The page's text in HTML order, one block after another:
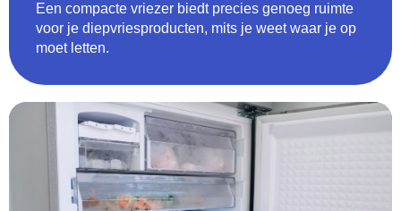
Een compacte vriezer biedt precies genoeg ruimte
voor je diepvriesproducten, mits je weet waar je op
moet letten.